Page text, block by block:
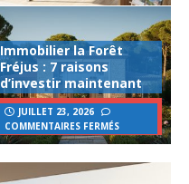
Immobilier la Forêt
Fréjus : 7 raisons
d’investir maintenant
JUILLET 23, 2026
COMMENTAIRES FERMÉS